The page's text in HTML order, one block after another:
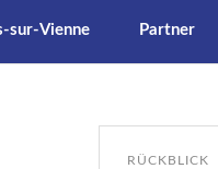
sur-Vienne Partner
RÜCKBLICK